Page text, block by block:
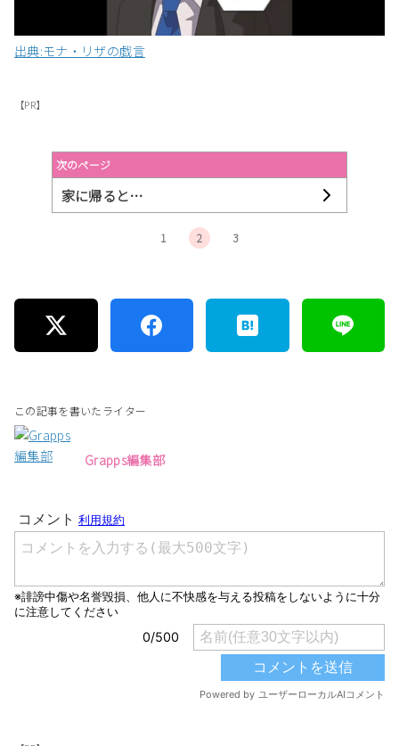
出典:モナ・リザの戯言
【PR】
次のページ
家に帰ると…
1 2 3
この記事を書いたライター
Grapps編集部